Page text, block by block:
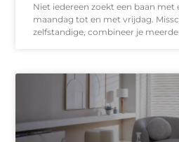
Niet iedereen zoekt een baan met
maandag tot en met vrijdag.
zelfstandige, combineer je